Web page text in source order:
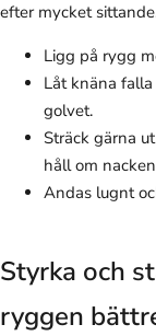
efter mycket
Ligg på rygg
Låt knäna
golvet.
Sträck gärna
håll om
Andas lugnt
Styrka och
ryggen